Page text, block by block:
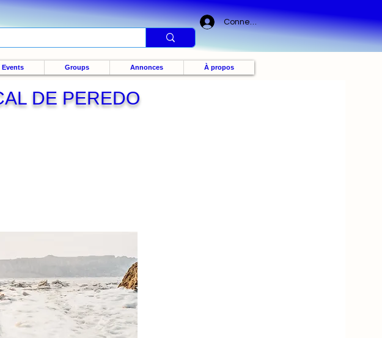
Connexion
Events Groups Annonces À propos
DE PEREDO